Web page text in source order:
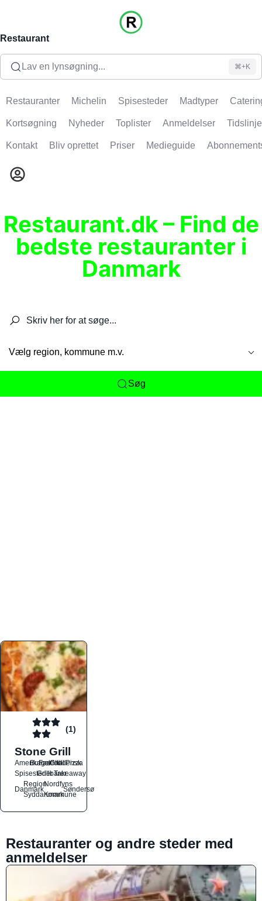
Restaurant
Lav en lynsøgning... ⌘+K
Restauranter Michelin Spisesteder Madtyper
Kortsøgning Nyheder Toplister Anmeldelser Tidslinje
Kontakt Bliv oprettet Priser Medieguide
Restaurant.dk – Find de
bedste restauranter i
Danmark
Vælg region, kommune m.v.
Søg
(1)
Stone Grill
Amerikansk
Burger
Fastfood
Grill
Italiensk
Pizza
SpisestederGrillbarerTakeaway
Danmark
Region
Syddanmark
Nordfyns
Kommune
Søndersø
Restauranter og andre steder med
anmeldelser